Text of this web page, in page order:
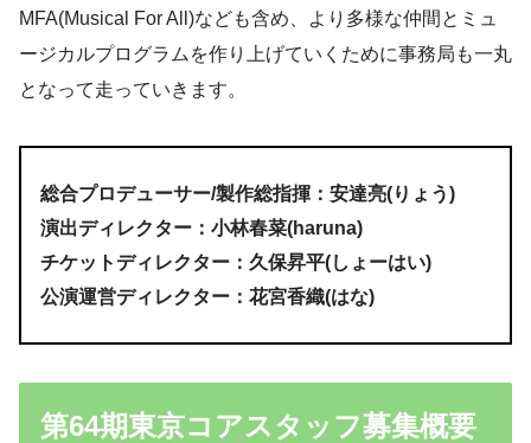
MFA(Musical For All)なども含め、より多様な仲間とミュ
ージカルプログラムを作り上げていくために事務局も一丸
となって走っていきます。
総合プロデューサー/製作総指揮：安達亮(りょう)
演出ディレクター：小林春菜(haruna)
チケットディレクター：久保昇平(しょーはい)
公演運営ディレクター：花宮香織(はな)
第64期東京コアスタッフ募集概要